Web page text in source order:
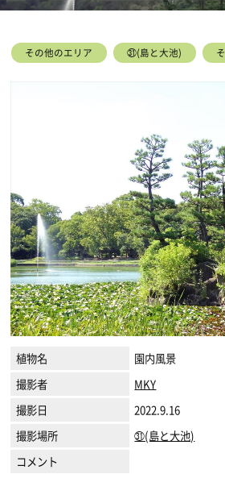
その他のエリア ㉛(島と大池)
植物名
園内風景
撮影者
MKY
撮影日
2022.9.16
撮影場所
㉛(島と大池)
コメント